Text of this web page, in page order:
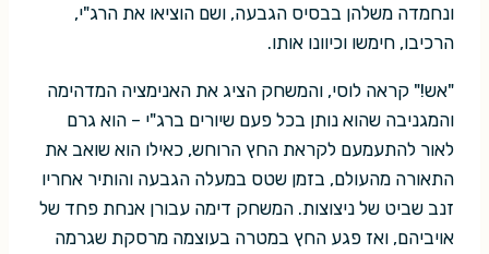
ונחמדה משלהן בבסיס הגבעה, ושם הוציאו את הרג"י,
הרכיבו, חימשו וכיוונו אותו.
"אש!" קראה לוסי, והמשחק הציג את האנימציה המדהימה
והמגניבה שהוא נותן בכל פעם שיורים ברג"י – הוא גרם
לאור להתעמעם לקראת החץ הרוחש, כאילו הוא שואב את
התאורה מהעולם, בזמן שטס במעלה הגבעה והותיר אחריו
זנב שביט של ניצוצות. המשחק דימה עבורן אנחת פחד של
אויביהם, ואז פגע החץ במטרה בעוצמה מרסקת שגרמה